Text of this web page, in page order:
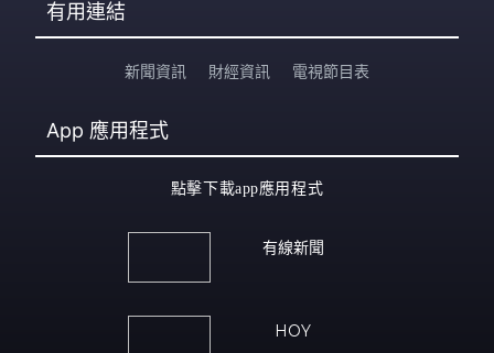
有用連結
新聞資訊 財經資訊 電視節目表
App 應用程式
點擊下載app應用程式
有線新聞
HOY